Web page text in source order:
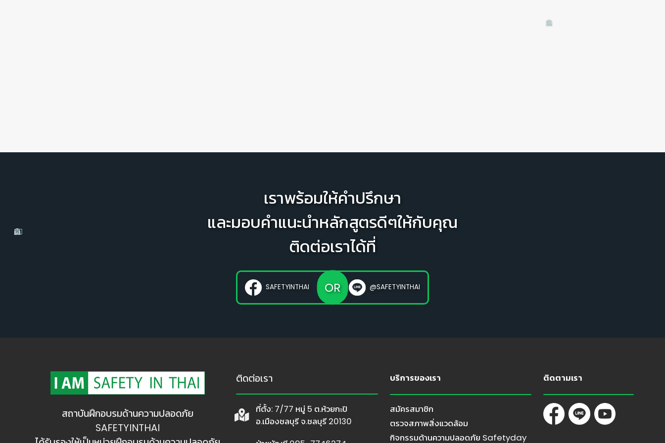
เราพร้อมให้คำปรึกษา
และมอบคำแนะนำหลักสูตรดีๆให้กับคุณ
ติดต่อเราได้ที่
SAFETYINTHAI OR @SAFETYINTHAI
สถาบันฝึกอบรมด้านความปลอดภัย
SAFETYINTHAI
ติดต่อเรา
ที่ตั้ง: 7/77 หมู่ 5 ต.ห้วยกะปิ
อ.เมืองชลบุรี จ.ชลบุรี 20130
บริการของเรา
สมัครสมาชิก
ตรวจสภาพสิ่งแวดล้อม
กิจกรรมด้านความปลอดภัย Safetyday
ติดตามเรา